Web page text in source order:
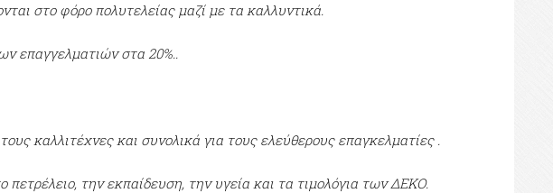
στο φόρο πολυτελείας μαζί με τα καλλυντικά.
επαγγελματιών στα 20%..
καλλιτέχνες και συνολικά για τους ελεύθερους επαγκελματίες .
την εκπαίδευση, την υγεία και τα τιμολόγια των ΔΕΚΟ.